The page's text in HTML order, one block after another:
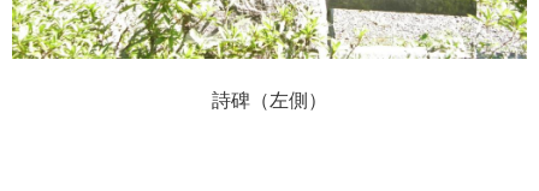
詩碑（左側）